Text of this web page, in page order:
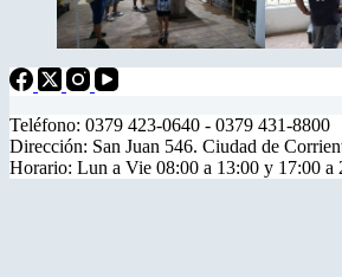
Teléfono: 0379 423-0640 - 0379 431-8800
Dirección: San Juan 546. Ciudad de
Horario: Lun a Vie 08:00 a 13:00 y 17:00 a